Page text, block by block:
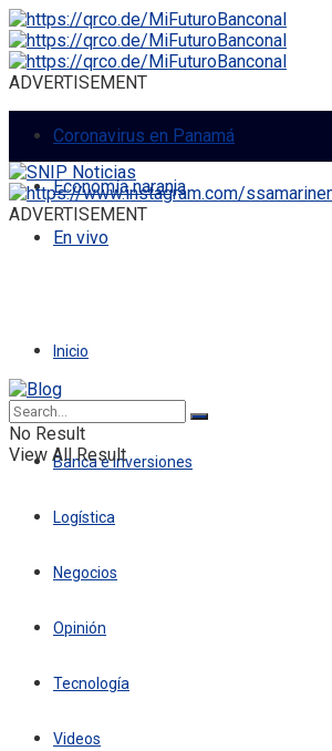
ADVERTISEMENT
Coronavirus en Panamá
Economía naranja
En vivo
ADVERTISEMENT
Inicio
Economía
Banca e Inversiones
Logística
Negocios
Opinión
Tecnología
Videos
No Result
View All Result